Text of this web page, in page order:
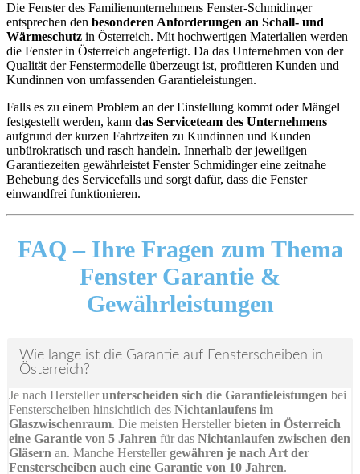
Die Fenster des Familienunternehmens Fenster-Schmidinger
entsprechen den besonderen Anforderungen an Schall- und
Wärmeschutz in Österreich. Mit hochwertigen Materialien werden
die Fenster in Österreich angefertigt. Da das Unternehmen von der
Qualität der Fenstermodelle überzeugt ist, profitieren Kunden und
Kundinnen von umfassenden Garantieleistungen.
Falls es zu einem Problem an der Einstellung kommt oder Mängel
festgestellt werden, kann das Serviceteam des Unternehmens
aufgrund der kurzen Fahrtzeiten zu Kundinnen und Kunden
unbürokratisch und rasch handeln. Innerhalb der jeweiligen
Garantiezeiten gewährleistet Fenster Schmidinger eine zeitnahe
Behebung des Servicefalls und sorgt dafür, dass die Fenster
einwandfrei funktionieren.
FAQ –Ihre Fragen zum Thema
Fenster Garantie &
Gewährleistungen
Wie lange ist die Garantie auf Fensterscheiben in
Österreich?
Je nach Herstellerunterscheiden sich die Garantieleistungen bei
Fensterscheiben hinsichtlich des Nichtanlaufens im
Glaszwischenraum. Die meisten Herstellerbieten in Österreich
eine Garantie von 5 Jahren für das Nichtanlaufen zwischen den
Gläsern an. Manche Herstellergewähren je nach Art der
Fensterscheiben auch eine Garantie von 10 Jahren.